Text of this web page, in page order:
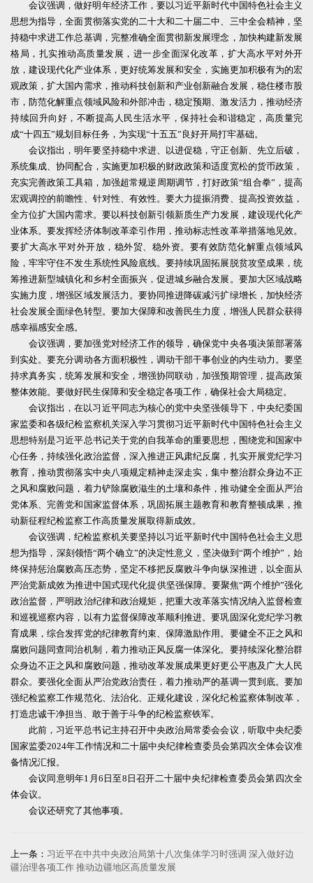
会议强调，做好明年经济工作，要以习近平新时代中国特色社会主义
思想为指导，全面贯彻落实党的二十大和二十届二中、三中全会精神，坚
持稳中求进工作总基调，完整准确全面贯彻新发展理念，加快构建新发展
格局，扎实推动高质量发展，进一步全面深化改革，扩大高水平对外开
放，建设现代化产业体系，更好统筹发展和安全，实施更加积极有为的宏
观政策，扩大国内需求，推动科技创新和产业创新融合发展，稳住楼市股
市，防范化解重点领域风险和外部冲击，稳定预期、激发活力，推动经济
持续回升向好，不断提高人民生活水平，保持社会和谐稳定，高质量完
成“十四五”规划目标任务，为实现“十五五”良好开局打牢基础。
会议指出，明年要坚持稳中求进、以进促稳，守正创新、先立后破，
系统集成、协同配合，实施更加积极的财政政策和适度宽松的货币政策，
充实完善政策工具箱，加强超常规逆周期调节，打好政策“组合拳”，提高
宏观调控的前瞻性、针对性、有效性。要大力提振消费、提高投资效益，
全方位扩大国内需求。要以科技创新引领新质生产力发展，建设现代化产
业体系。要发挥经济体制改革牵引作用，推动标志性改革举措落地见效。
要扩大高水平对外开放，稳外贸、稳外资。要有效防范化解重点领域风
险，牢牢守住不发生系统性风险底线。要持续巩固拓展脱贫攻坚成果，统
筹推进新型城镇化和乡村全面振兴，促进城乡融合发展。要加大区域战略
实施力度，增强区域发展活力。要协同推进降碳减污扩绿增长，加快经济
社会发展全面绿色转型。要加大保障和改善民生力度，增强人民群众获得
感幸福感安全感。
会议强调，要加强党对经济工作的领导，确保党中央各项决策部署落
到实处。要充分调动各方面积极性，调动干部干事创业的内生动力。要坚
持求真务实，统筹发展和安全，增强协同联动，加强预期管理，提高政策
整体效能。要做好民生保障和安全稳定各项工作，确保社会大局稳定。
会议指出，在以习近平同志为核心的党中央坚强领导下，中央纪委国
家监委和各级纪检监察机关深入学习贯彻习近平新时代中国特色社会主义
思想特别是习近平总书记关于党的自我革命的重要思想，围绕党和国家中
心任务，持续强化政治监督，深入推进正风肃纪反腐，扎实开展党纪学习
教育，推动贯彻落实中央八项规定精神走深走实，集中整治群众身边不正
之风和腐败问题，着力铲除腐败滋生的土壤和条件，推动健全全面从严治
党体系、完善党和国家监督体系，巩固拓展主题教育和教育整顿成果，推
动新征程纪检监察工作高质量发展取得新成效。
会议强调，纪检监察机关要坚持以习近平新时代中国特色社会主义思
想为指导，深刻领悟“两个确立”的决定性意义，坚决做到“两个维护”，始
终保持惩治腐败高压态势，坚定不移把反腐败斗争向纵深推进，以全面从
严治党新成效为推进中国式现代化提供坚强保障。要聚焦“两个维护”强化
政治监督，严明政治纪律和政治规矩，把重大改革落实情况纳入监督检查
和巡视巡察内容，以有力监督保障改革顺利推进。要巩固深化党纪学习教
育成果，综合发挥党的纪律教育约束、保障激励作用。要健全不正之风和
腐败问题同查同治机制，着力推动正风反腐一体深化。要持续深化整治群
众身边不正之风和腐败问题，推动改革发展成果更好更公平惠及广大人民
群众。要强化全面从严治党政治责任，着力推动严的基调一贯到底。要加
强纪检监察工作规范化、法治化、正规化建设，深化纪检监察体制改革，
打造忠诚干净担当、敢于善于斗争的纪检监察铁军。
此前，习近平总书记主持召开中央政治局常委会会议，听取中央纪委
国家监委2024年工作情况和二十届中央纪律检查委员会第四次全体会议准
备情况汇报。
会议同意明年1月6日至8日召开二十届中央纪律检查委员会第四次全
体会议。
会议还研究了其他事项。
上一条： 习近平在中共中央政治局第十八次集体学习时强调 深入做好边
疆治理各项工作 推动边疆地区高质量发展